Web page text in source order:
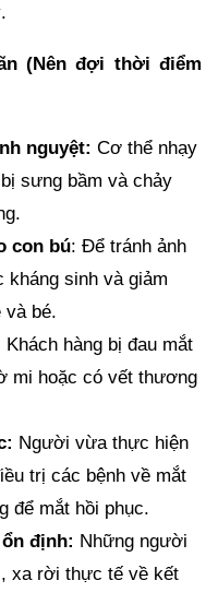
(Nên đợi thời điểm
nguyệt: Cơ thể nhạy
sưng bầm và chảy
con bú: Để tránh ảnh
kháng sinh và giảm
và bé.
Khách hàng bị đau mắt
mi hoặc có vết thương
Người vừa thực hiện
trị các bệnh về mắt
để mắt hồi phục.
định: Những người
xa rời thực tế về kết